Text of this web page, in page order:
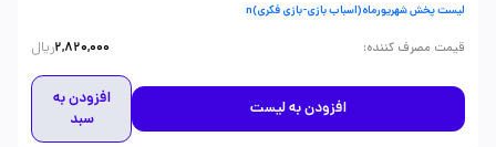
لیست پخش شهریورماه(اسباب بازی-بازی فکری)n
قیمت مصرف کننده:
2,820,000ریال
افزودن به لیست
افزودن به
سبد